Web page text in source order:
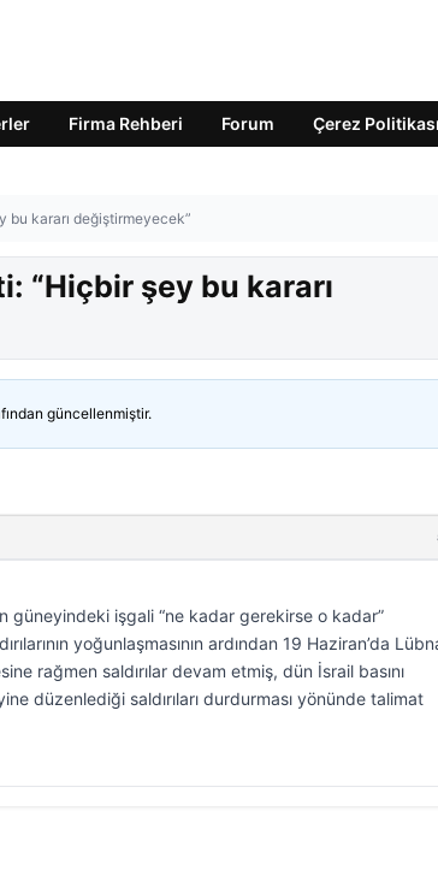
Firma Rehberi Forum Çerez Politikası
bu kararı değiştirmeyecek”
“Hiçbir şey bu kararı
güncellenmiştir.
güneyindeki işgali “ne kadar gerekirse o kadar”
yoğunlaşmasının ardından 19 Haziran’da
rağmen saldırılar devam etmiş, dün İsrail basını
düzenlediği saldırıları durdurması yönünde talimat